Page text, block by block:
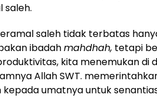
saleh.
saleh tidak terbatas
ibadahmahdhah, tetapi
kita menemukan di
Allah SWT.
umatnya untuk